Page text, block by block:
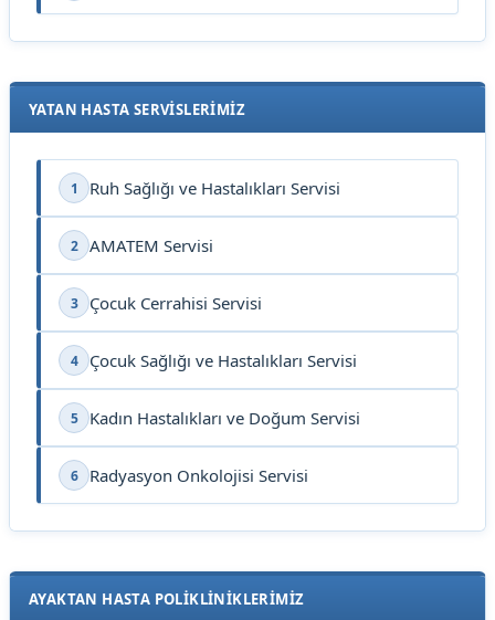
YATAN HASTA SERVİSLERİMİZ
1 Ruh Sağlığı ve Hastalıkları Servisi
2 AMATEM Servisi
3 Çocuk Cerrahisi Servisi
4 Çocuk Sağlığı ve Hastalıkları Servisi
5 Kadın Hastalıkları ve Doğum Servisi
6 Radyasyon Onkolojisi Servisi
AYAKTAN HASTA POLİKLİNİKLERİMİZ